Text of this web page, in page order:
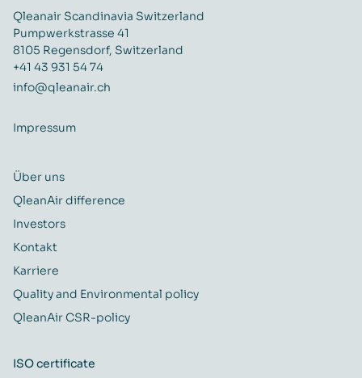
Qleanair Scandinavia Switzerland
Pumpwerkstrasse 41
8105 Regensdorf, Switzerland
+41 43 931 54 74
info@qleanair.ch
Impressum
Über uns
QleanAir difference
Investors
Kontakt
Karriere
Quality and Environmental policy
QleanAir CSR-policy
ISO certificate